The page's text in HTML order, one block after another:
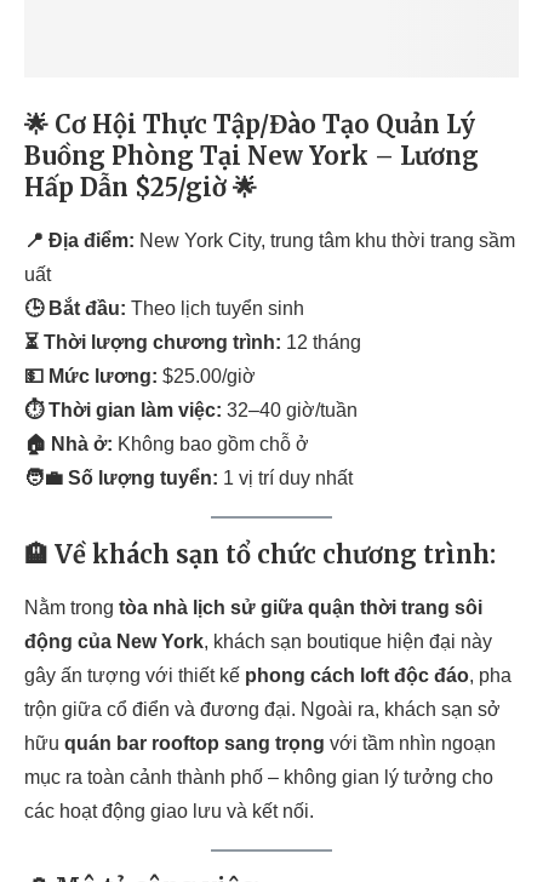
🌟 Cơ Hội Thực Tập/Đào Tạo Quản Lý
Buồng Phòng Tại New York – Lương
Hấp Dẫn $25/giờ 🌟
📍 Địa điểm: New York City, trung tâm khu thời trang sầm
uất
🕒 Bắt đầu: Theo lịch tuyển sinh
⏳ Thời lượng chương trình: 12 tháng
💵 Mức lương: $25.00/giờ
⏱ Thời gian làm việc: 32–40 giờ/tuần
🏠 Nhà ở: Không bao gồm chỗ ở
🧑‍💼 Số lượng tuyển: 1 vị trí duy nhất
🏨 Về khách sạn tổ chức chương trình:
Nằm trong tòa nhà lịch sử giữa quận thời trang sôi
động của New York, khách sạn boutique hiện đại này
gây ấn tượng với thiết kế phong cách loft độc đáo, pha
trộn giữa cổ điển và đương đại. Ngoài ra, khách sạn sở
hữu quán bar rooftop sang trọng với tầm nhìn ngoạn
mục ra toàn cảnh thành phố – không gian lý tưởng cho
các hoạt động giao lưu và kết nối.